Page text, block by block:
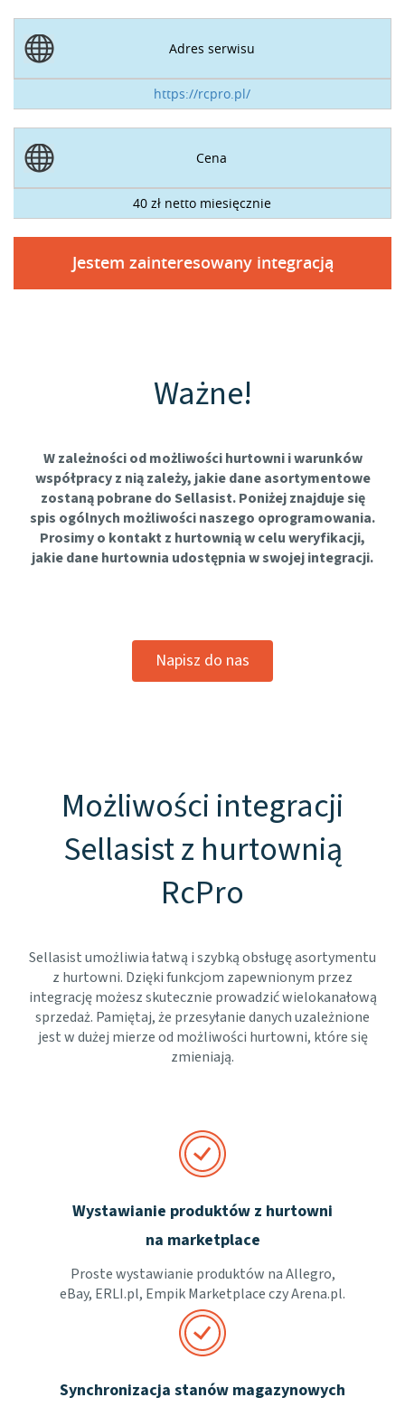
Adres serwisu
https://rcpro.pl/
Cena
40 zł netto miesięcznie
Jestem zainteresowany integracją
Ważne!
W zależności od możliwości hurtowni i warunków
współpracy z nią zależy, jakie dane asortymentowe
zostaną pobrane do Sellasist. Poniżej znajduje się
spis ogólnych możliwości naszego oprogramowania.
Prosimy o kontakt z hurtownią w celu weryfikacji,
jakie dane hurtownia udostępnia w swojej integracji.
Napisz do nas
Możliwości integracji
Sellasist z hurtownią
RcPro
Sellasist umożliwia łatwą i szybką obsługę asortymentu
z hurtowni. Dzięki funkcjom zapewnionym przez
integrację możesz skutecznie prowadzić wielokanałową
sprzedaż. Pamiętaj, że przesyłanie danych uzależnione
jest w dużej mierze od możliwości hurtowni, które się
zmieniają.
Wystawianie produktów z hurtowni
na marketplace
Proste wystawianie produktów na Allegro,
eBay, ERLI.pl, Empik Marketplace czy Arena.pl.
Synchronizacja stanów magazynowych